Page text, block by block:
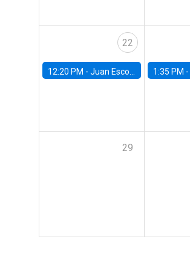
22
12:20 PM - Juan Escobar, Universidad de Chile 1:35 PM -
29